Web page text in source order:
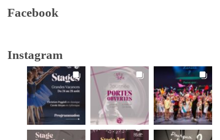
Facebook
Instagram